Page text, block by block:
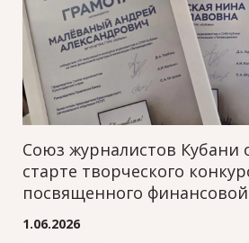
Союз журналистов Кубани
старте творческого
посвященного финансовой
1.06.2026